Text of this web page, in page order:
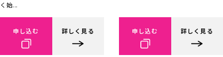
く始...
申し込む 詳しく見る 申し込む 詳しく見る